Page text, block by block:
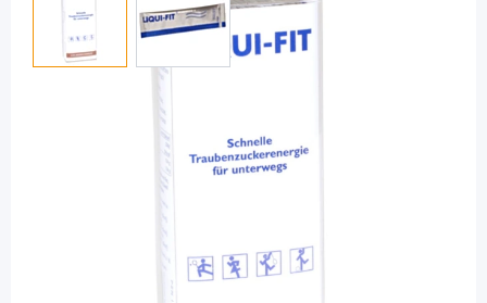
Liqui-Fit Cola Geschmack - flüssige
Traubenzuckerenergie / 12 Beutel
PZN: 11216996 / Diashop.de Kat.-Nr.
Lieferzeit 1-3 Werktage
Mehr über das Produkt